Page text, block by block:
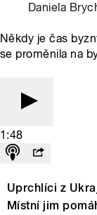
Daniela
Někdy je čas
se proměnila na
1:48
Uprchlíci z
Místní jim